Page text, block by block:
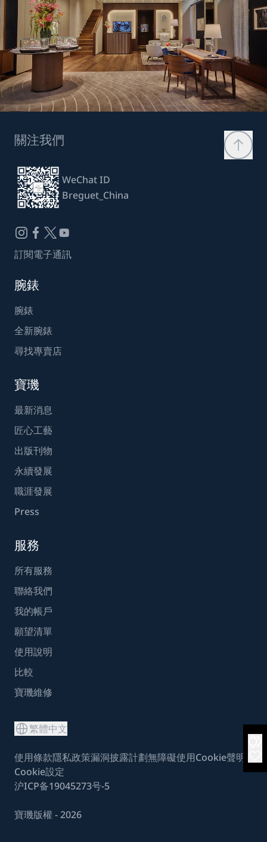
關注我們
WeChat ID
Breguet_China
訂閱電子通訊
腕錶
腕錶
全新腕錶
尋找專賣店
寶璣
最新消息
匠心工藝
出版刊物
永續發展
職涯發展
Press
服務
所有服務
聯絡我們
我的帳戶
願望清單
使用說明
比較
寶璣維修
繁體中文
使用條款隱私政策漏洞披露計劃無障礙使用Cookie聲明
Cookie設定
沪ICP备19045273号-5
寶璣版權 - 2026